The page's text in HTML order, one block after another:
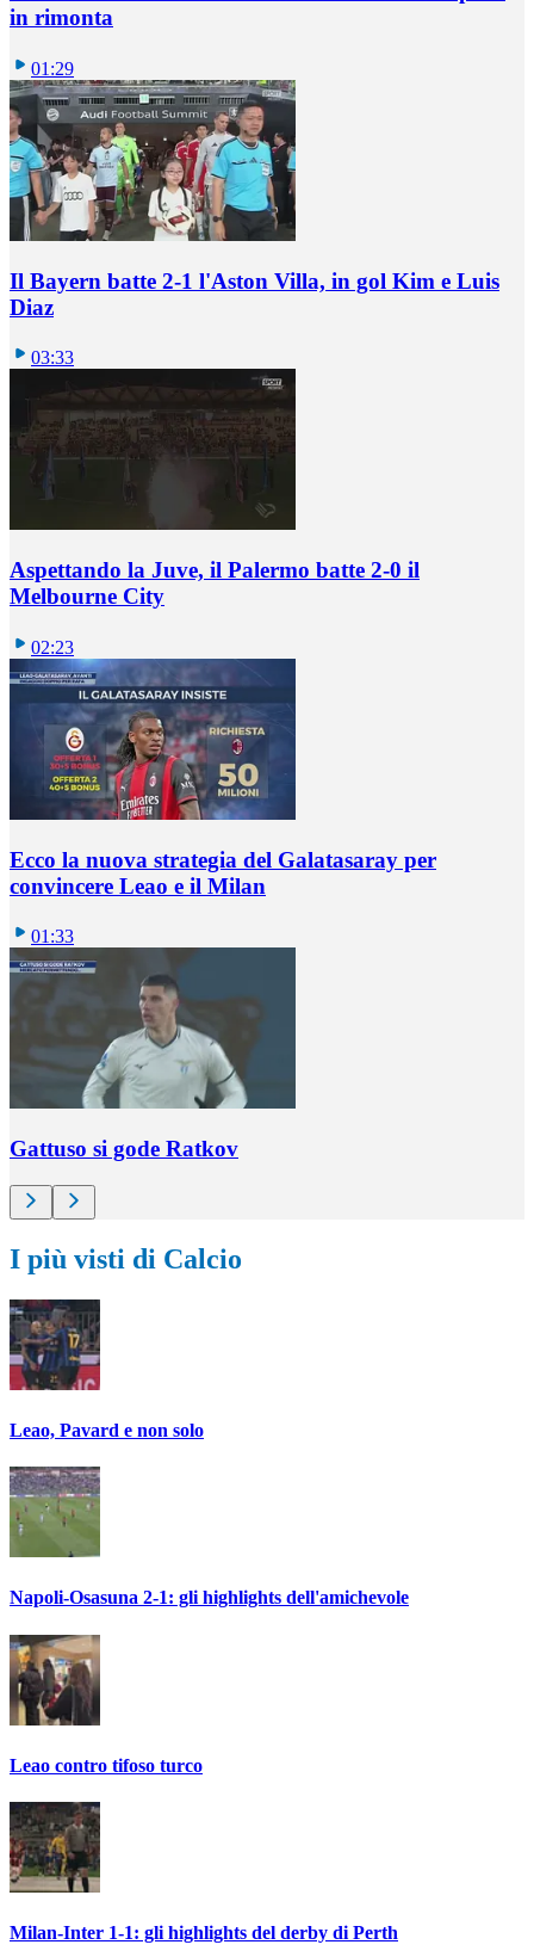
in rimonta
01:29
Il Bayern batte 2-1 l'Aston Villa, in gol Kim e Luis
Diaz
03:33
Aspettando la Juve, il Palermo batte 2-0 il
Melbourne City
02:23
Ecco la nuova strategia del Galatasaray per
convincere Leao e il Milan
01:33
Gattuso si gode Ratkov
I più visti di Calcio
Leao, Pavard e non solo
Napoli-Osasuna 2-1: gli highlights dell'amichevole
Leao contro tifoso turco
Milan-Inter 1-1: gli highlights del derby di Perth